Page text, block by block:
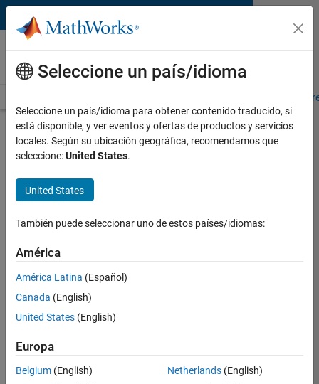
Saltar al contenido
MATLAB and Simulink
Requirements
Product Requirements &
Platform Availability for HDL
Coder
Product Requirements
Simulink recommended for modeling hardware
Seleccione un país/idioma
Seleccione un país/idioma para obtener contenido traducido, si
está disponible, y ver eventos y ofertas de productos y servicios
locales. Según su ubicación geográfica, recomendamos que
seleccione:United States.
United States
También puede seleccionar uno de estos países/idiomas:
América
América Latina (Español)
Canada (English)
United States (English)
Europa
Belgium (English)
Netherlands(English)